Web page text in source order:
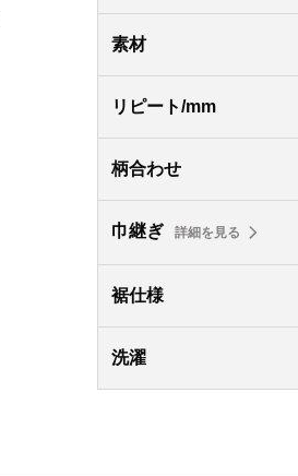
素材
リピート/mm
柄合わせ
巾継ぎ 詳細を見る
裾仕様
洗濯